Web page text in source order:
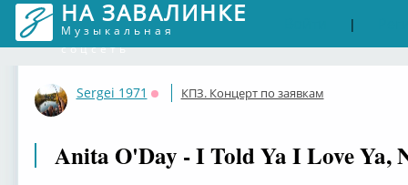
НА ЗАВАЛИНКЕ
Музыкальная
соцсеть
|
Sergei 1971
Оффлайн
КПЗ. Концерт по заявкам
Anita O'Day - I Told Ya I Love Ya,